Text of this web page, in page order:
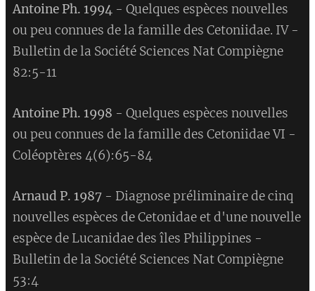
Antoine Ph. 1994 - Quelques espèces nouvelles
ou peu connues de la famille des Cetoniidae. IV -
Bulletin de la Société Sciences Nat Compiègne
82:5-11
Antoine Ph. 1998 - Quelques espèces nouvelles
ou peu connues de la famille des Cetoniidae VI -
Coléoptères 4(6):65-84
Arnaud P. 1987 - Diagnose préliminaire de cinq
nouvelles espèces de Cetonidae et d'une nouvelle
espèce de Lucanidae des îles Philippines -
Bulletin de la Société Sciences Nat Compiègne
53:4